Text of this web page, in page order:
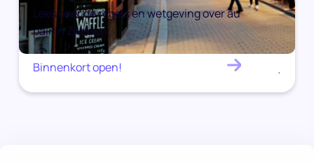
Lees over de regels en wetgeving over au
pair in Zweden
Binnenkort open! .